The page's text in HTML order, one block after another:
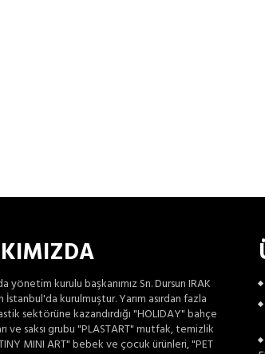
yönetim kurulu başkanımız Sn. Dursun IRAK
İstanbul'da kurulmuştur. Yarım asırdan fazla
sektörüne kazandırdığı "HOLIDAY" bahçe
ve saksı grubu "PLASTART" mutfak, temizlik
MINI ART" bebek ve çocuk ürünleri, "PET